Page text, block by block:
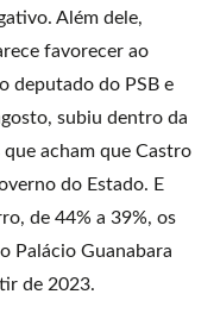
Além dele,
favorecer ao
deputado do PSB e
subiu dentro da
acham que Castro
do Estado. E
de 44% a 39%, os
Palácio Guanabara
de 2023.